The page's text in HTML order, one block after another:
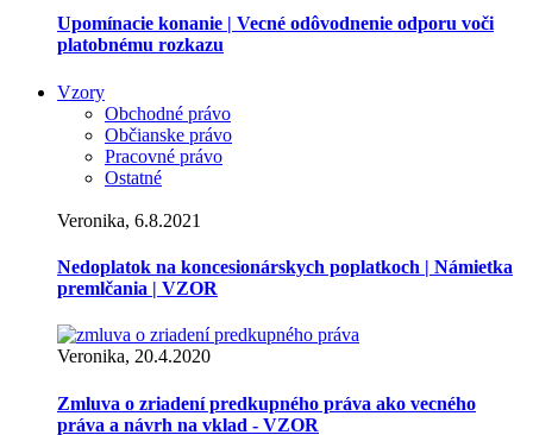
Upomínacie konanie | Vecné odôvodnenie odporu voči
platobnému rozkazu
Vzory
Obchodné právo
Občianske právo
Pracovné právo
Ostatné
Veronika, 6.8.2021
Nedoplatok na koncesionárskych poplatkoch | Námietka
premlčania | VZOR
Veronika, 20.4.2020
Zmluva o zriadení predkupného práva ako vecného
práva a návrh na vklad - VZOR